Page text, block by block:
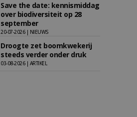
Save the date: kennismiddag
over biodiversiteit op 28
september
20-07-2026 | NIEUWS
Droogte zet boomkwekerij
steeds verder onder druk
03-08-2026 | ARTIKEL